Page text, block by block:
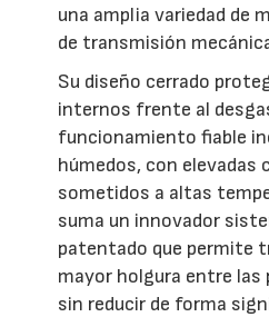
una amplia variedad de
de transmisión
Su diseño cerrado
internos frente al
funcionamiento fiable
húmedos, con elevadas
sometidos a altas
suma un innovador
patentado que permite
mayor holgura entre las
sin reducir de forma